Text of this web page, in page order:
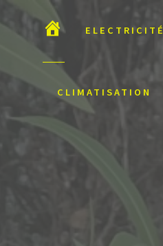
ACCUEIL
ELECTRICITÉ
CLIMATISATION